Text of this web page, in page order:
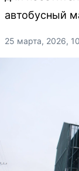
автобусный
25 марта, 2026,